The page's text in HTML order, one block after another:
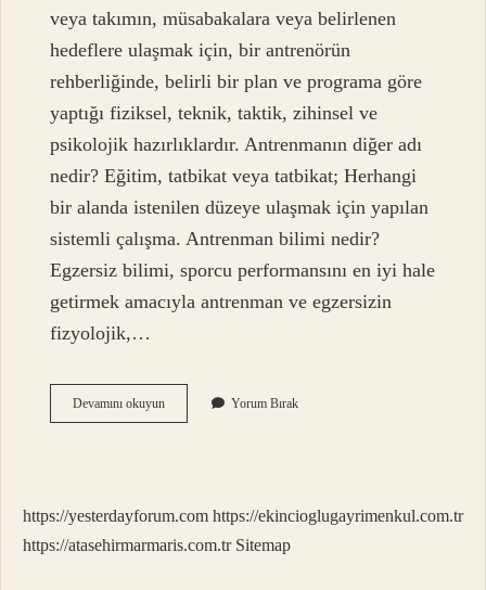
veya takımın, müsabakalara veya belirlenen
hedeflere ulaşmak için, bir antrenörün
rehberliğinde, belirli bir plan ve programa göre
yaptığı fiziksel, teknik, taktik, zihinsel ve
psikolojik hazırlıklardır. Antrenmanın diğer adı
nedir? Eğitim, tatbikat veya tatbikat; Herhangi
bir alanda istenilen düzeye ulaşmak için yapılan
sistemli çalışma. Antrenman bilimi nedir?
Egzersiz bilimi, sporcu performansını en iyi hale
getirmek amacıyla antrenman ve egzersizin
fizyolojik,…
Devamını okuyunAntrenman
Kavramı
Yorum Bırak
https://yesterdayforum.com https://ekincioglugayrimenkul.com.tr
https://atasehirmarmaris.com.tr Sitemap